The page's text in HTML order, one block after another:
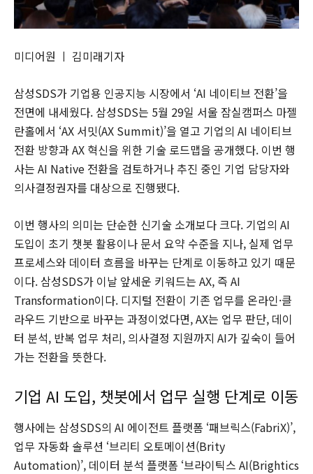
미디어원 ㅣ 김미래기자
삼성SDS가 기업용 인공지능 시장에서 ‘AI 네이티브 전환’을
전면에 내세웠다. 삼성SDS는 5월 29일 서울 잠실캠퍼스 마젤
란홀에서 ‘AX 서밋(AX Summit)’을 열고 기업의 AI 네이티브
전환 방향과 AX 혁신을 위한 기술 로드맵을 공개했다. 이번 행
사는 AI Native 전환을 검토하거나 추진 중인 기업 담당자와
의사결정권자를 대상으로 진행됐다.
이번 행사의 의미는 단순한 신기술 소개보다 크다. 기업의 AI
도입이 초기 챗봇 활용이나 문서 요약 수준을 지나, 실제 업무
프로세스와 데이터 흐름을 바꾸는 단계로 이동하고 있기 때문
이다. 삼성SDS가 이날 앞세운 키워드는 AX, 즉 AI
Transformation이다. 디지털 전환이 기존 업무를 온라인·클
라우드 기반으로 바꾸는 과정이었다면, AX는 업무 판단, 데이
터 분석, 반복 업무 처리, 의사결정 지원까지 AI가 깊숙이 들어
가는 전환을 뜻한다.
기업 AI 도입, 챗봇에서 업무 실행 단계로 이동
행사에는 삼성SDS의 AI 에이전트 플랫폼 ‘패브릭스(FabriX)’,
업무 자동화 솔루션 ‘브리티 오토메이션(Brity
Automation)’, 데이터 분석 플랫폼 ‘브라이틱스 AI(Brightics